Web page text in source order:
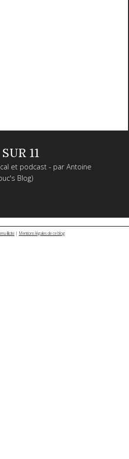
11
et podcast - par Antoine
Blog)
illicite | Mentions légales de ce blog